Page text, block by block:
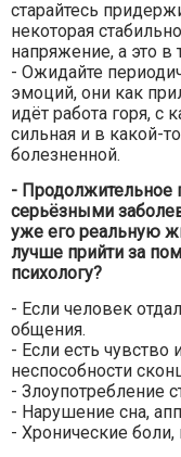
старайтесь
некоторая
напряжение, а это
- Ожидайте
эмоций, они как
идёт работа горя,
сильная и в какой-
болезненной.
- Продолжительное
серьёзными
уже его реальную
лучше прийти за
психологу?
- Если человек
общения.
- Если есть чувство
неспособности
- Злоупотребление
- Нарушение сна,
- Хронические